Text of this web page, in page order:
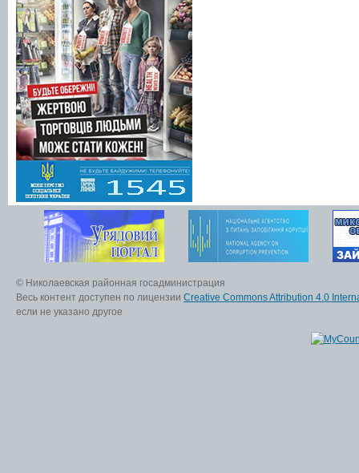
© Николаевская районная госадминистрация
Весь контент доступен по лицензии Creative Commons Attribution 4.0
если не указано другое